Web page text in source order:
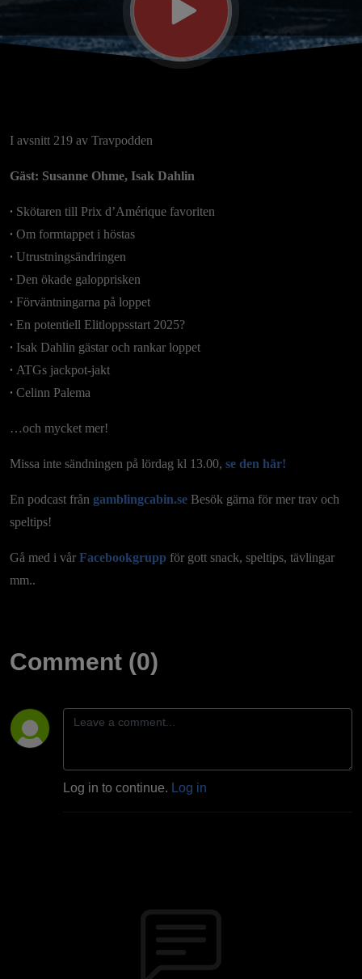
ifjol”
I avsnitt 219 av Travpodden
Gäst: Susanne Ohme, Isak Dahlin
∙ Skötaren till Prix d’Amérique favoriten
∙ Om formtappet i höstas
∙ Utrustningsändringen
∙ Den ökade galopprisken
∙ Förväntningarna på loppet
∙ En potentiell Elitloppsstart 2025?
∙ Isak Dahlin gästar och rankar loppet
∙ ATGs jackpot-jakt
∙ Celinn Palema
…och mycket mer!
Missa inte sändningen på lördag kl 13.00, se den här!
En podcast från gamblingcabin.se Besök gärna för mer trav och
speltips!
Gå med i vår Facebookgrupp för gott snack, speltips, tävlingar
mm..
Comment (0)
Log in to continue. Log in